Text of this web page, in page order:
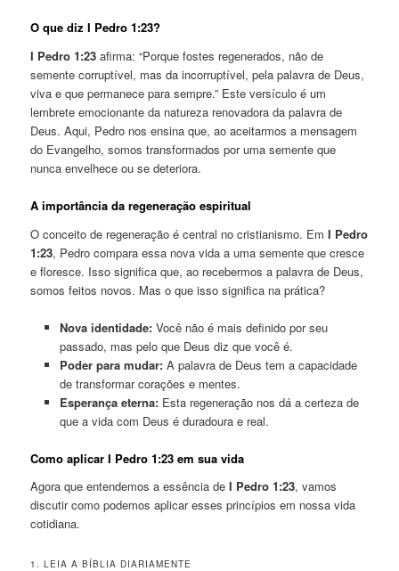
O que diz I Pedro 1:23?
I Pedro 1:23 afirma: “Porque fostes regenerados, não de
semente corruptível, mas da incorruptível, pela palavra de Deus,
viva e que permanece para sempre.” Este versículo é um
lembrete emocionante da natureza renovadora da palavra de
Deus. Aqui, Pedro nos ensina que, ao aceitarmos a mensagem
do Evangelho, somos transformados por uma semente que
nunca envelhece ou se deteriora.
A importância da regeneração espiritual
O conceito de regeneração é central no cristianismo. EmI Pedro
1:23, Pedro compara essa nova vida a uma semente que cresce
e floresce. Isso significa que, ao recebermos a palavra de Deus,
somos feitos novos. Mas o que isso significa na prática?
Nova identidade:Você não é mais definido por seu
passado, mas pelo que Deus diz que você é.
Poder para mudar:A palavra de Deus tem a capacidade
de transformar corações e mentes.
Esperança eterna:Esta regeneração nos dá a certeza de
que a vida com Deus é duradoura e real.
Como aplicar I Pedro 1:23 em sua vida
Agora que entendemos a essência deI Pedro 1:23, vamos
discutir como podemos aplicar esses princípios em nossa vida
cotidiana.
1. LEIA A BÍBLIA DIARIAMENTE